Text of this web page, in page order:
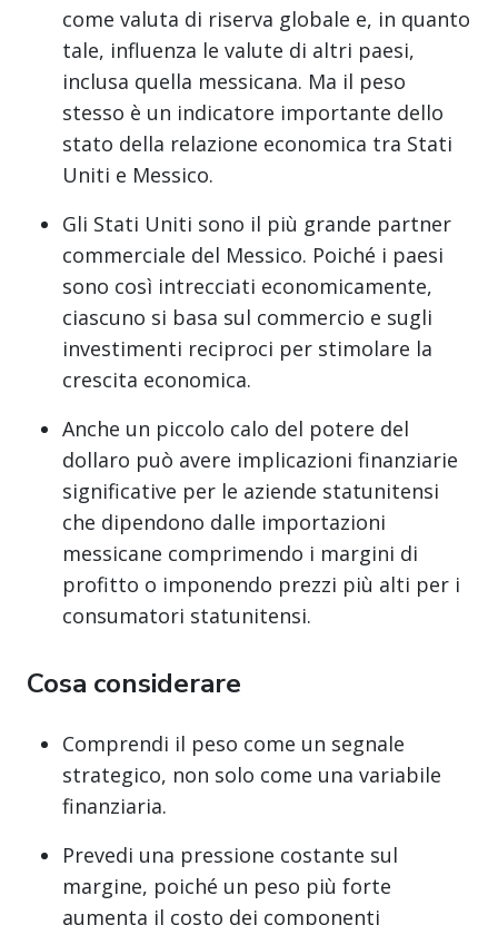
come valuta di riserva globale e, in quanto
tale, influenza le valute di altri paesi,
inclusa quella messicana. Ma il peso
stesso è un indicatore importante dello
stato della relazione economica tra Stati
Uniti e Messico.
Gli Stati Uniti sono il più grande partner
commerciale del Messico. Poiché i paesi
sono così intrecciati economicamente,
ciascuno si basa sul commercio e sugli
investimenti reciproci per stimolare la
crescita economica.
Anche un piccolo calo del potere del
dollaro può avere implicazioni finanziarie
significative per le aziende statunitensi
che dipendono dalle importazioni
messicane comprimendo i margini di
profitto o imponendo prezzi più alti per i
consumatori statunitensi.
Cosa considerare
Comprendi il peso come un segnale
strategico, non solo come una variabile
finanziaria.
Prevedi una pressione costante sul
margine, poiché un peso più forte
aumenta il costo dei componenti